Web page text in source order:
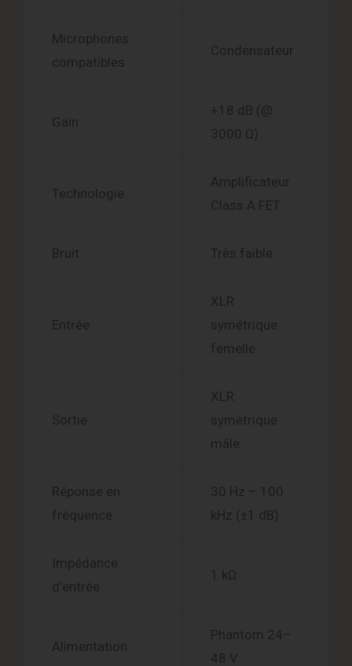
Microphones
compatibles
Condensateur
Gain
+18 dB (@
3000 Ω)
Technologie
Amplificateur
Class A FET
Bruit Très faible
Entrée
XLR
symétrique
femelle
Sortie
XLR
symétrique
mâle
Réponse en
fréquence
30 Hz – 100
kHz (±1 dB)
Impédance
d’entrée
1 kΩ
Alimentation
Phantom 24–
48 V